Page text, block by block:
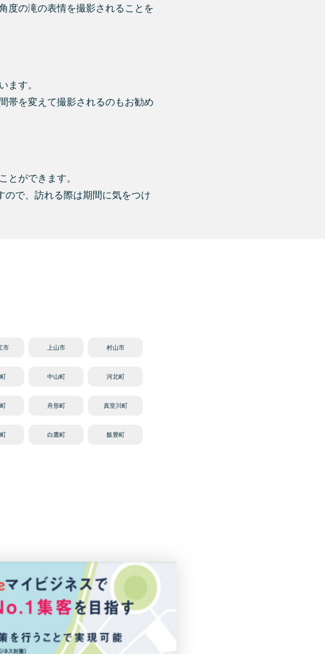
度の滝の表情を撮影されることを
ます。
帯を変えて撮影されるのもお勧め
とができます。
ので、訪れる際は期間に気をつけ
市 上山市 村山市
中山町 河北町
舟形町 真室川町
白鷹町 飯豊町